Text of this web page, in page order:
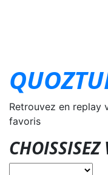
Retrouvez en replay
favoris